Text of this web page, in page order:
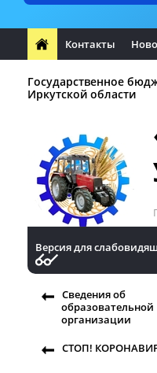
Контакты
Государственное
Иркутской области
Версия для
Сведения об
образовательной
организации
СТОП!